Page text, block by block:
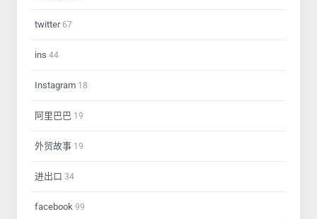
twitter67
ins 44
Instagram 18
阿里巴巴 19
外贸故事 19
进出口 34
facebook 99